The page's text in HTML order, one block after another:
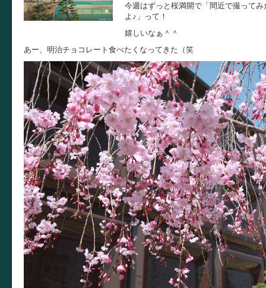
今週はずっと桜満開で「間近で撮って
よ♪」って！
嬉しいなぁ＾＾
あー、明治チョコレート食べたくなってきた（笑